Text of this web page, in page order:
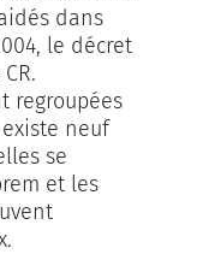
dans
le décret
regroupées
neuf
se
et les